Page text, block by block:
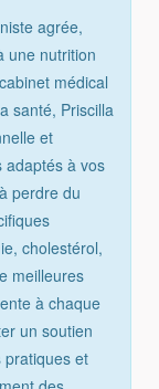
agrée,
une nutrition
médical
santé, Priscilla
et
adaptés à vos
perdre du
cholestérol,
meilleures
à chaque
un soutien
pratiques et